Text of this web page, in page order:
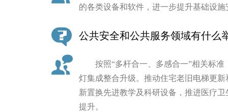
走进北京
北京概况
的各类设备和软件，进一步提升基础设
公共安全和公共服务领域有什么
按照“多杆合一、多感合一”相关标准
灯集成整合升级。推动住宅老旧电梯更
新置换先进教学及科研设备，推进医疗
提升。